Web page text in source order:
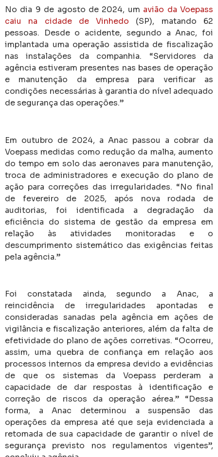
No dia 9 de agosto de 2024, um avião da Voepass
caiu na cidade de Vinhedo (SP), matando 62
pessoas. Desde o acidente, segundo a Anac, foi
implantada uma operação assistida de fiscalização
nas instalações da companhia. “Servidores da
agência estiveram presentes nas bases de operação
e manutenção da empresa para verificar as
condições necessárias à garantia do nível adequado
de segurança das operações.”
Em outubro de 2024, a Anac passou a cobrar da
Voepass medidas como redução da malha, aumento
do tempo em solo das aeronaves para manutenção,
troca de administradores e execução do plano de
ação para correções das irregularidades. “No final
de fevereiro de 2025, após nova rodada de
auditorias, foi identificada a degradação da
eficiência do sistema de gestão da empresa em
relação às atividades monitoradas e o
descumprimento sistemático das exigências feitas
pela agência.”
Foi constatada ainda, segundo a Anac, a
reincidência de irregularidades apontadas e
consideradas sanadas pela agência em ações de
vigilância e fiscalização anteriores, além da falta de
efetividade do plano de ações corretivas. “Ocorreu,
assim, uma quebra de confiança em relação aos
processos internos da empresa devido a evidências
de que os sistemas da Voepass perderam a
capacidade de dar respostas à identificação e
correção de riscos da operação aérea.” “Dessa
forma, a Anac determinou a suspensão das
operações da empresa até que seja evidenciada a
retomada de sua capacidade de garantir o nível de
segurança previsto nos regulamentos vigentes”,